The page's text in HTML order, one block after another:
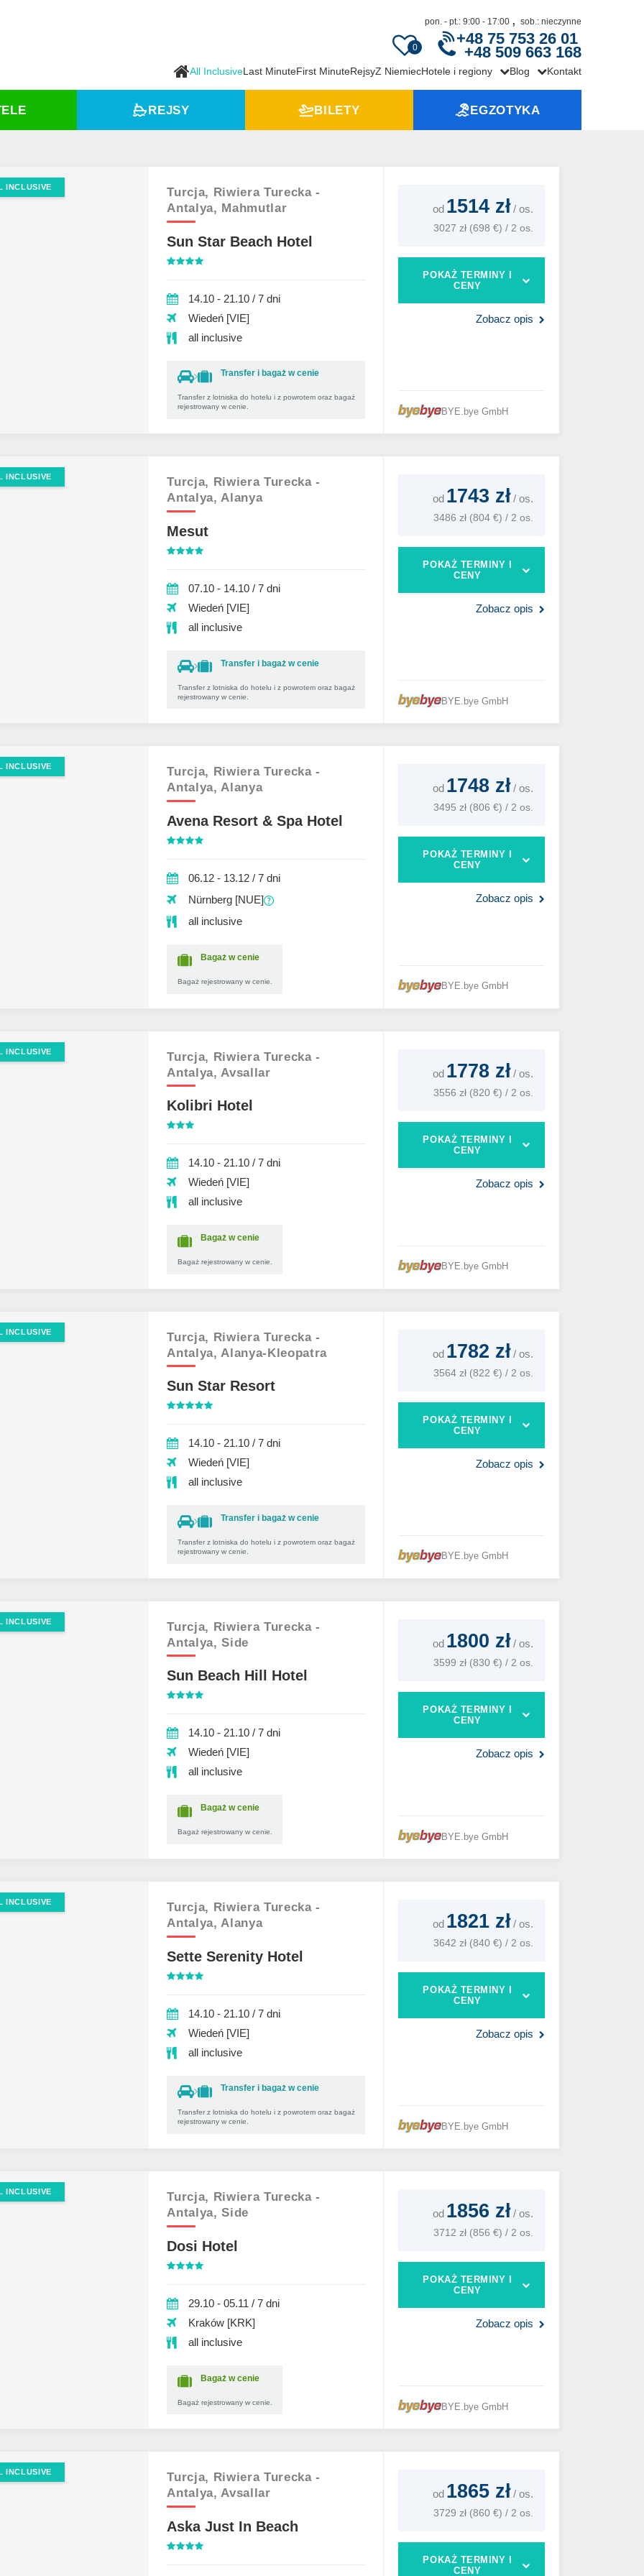
0
pon. - pt.: 9:00 - 17:00 , sob.: nieczynne
+48 75 753 26 01
+48 509 663 168
All InclusiveLast MinuteFirst MinuteRejsyZ NiemiecHotele i regiony Blog Kontakt
REJSY BILETY EGZOTYKA
INCLUSIVE Turcja, Riwiera Turecka -
Antalya, Mahmutlar
Sun Star Beach Hotel
14.10 - 21.10 / 7 dni
Wiedeń [VIE]
all inclusive
Transfer i bagaż w cenie
Transfer z lotniska do hotelu i z powrotem oraz bagaż
rejestrowany w cenie.
od 1514 zł/ os.
3027 zł (698 €) / 2 os.
POKAŻ TERMINY I
CENY
Zobacz opis
BYE.bye GmbH
INCLUSIVE Turcja, Riwiera Turecka -
Antalya,Alanya
Mesut
07.10 - 14.10 / 7 dni
Wiedeń [VIE]
all inclusive
Transfer i bagaż w cenie
Transfer z lotniska do hotelu i z powrotem oraz bagaż
rejestrowany w cenie.
od 1743 zł/ os.
3486 zł (804 €) / 2 os.
POKAŻ TERMINY I
CENY
Zobacz opis
BYE.bye GmbH
INCLUSIVE Turcja, Riwiera Turecka -
Antalya,Alanya
Avena Resort & Spa Hotel
06.12 - 13.12 / 7 dni
Nürnberg [NUE]
all inclusive
Bagaż w cenie
Bagaż rejestrowany w cenie.
od 1748 zł/ os.
3495 zł (806 €) / 2 os.
POKAŻ TERMINY I
CENY
Zobacz opis
BYE.bye GmbH
INCLUSIVE Turcja, Riwiera Turecka -
Antalya, Avsallar
Kolibri Hotel
14.10 - 21.10 / 7 dni
Wiedeń [VIE]
all inclusive
Bagaż w cenie
Bagaż rejestrowany w cenie.
od 1778 zł/ os.
3556 zł (820 €) / 2 os.
POKAŻ TERMINY I
CENY
Zobacz opis
BYE.bye GmbH
INCLUSIVE Turcja, Riwiera Turecka -
Antalya, Alanya-Kleopatra
Sun Star Resort
14.10 - 21.10 / 7 dni
Wiedeń [VIE]
all inclusive
Transfer i bagaż w cenie
Transfer z lotniska do hotelu i z powrotem oraz bagaż
rejestrowany w cenie.
od 1782 zł/ os.
3564 zł (822 €) / 2 os.
POKAŻ TERMINY I
CENY
Zobacz opis
BYE.bye GmbH
INCLUSIVE Turcja, Riwiera Turecka -
Antalya,Side
Sun Beach Hill Hotel
14.10 - 21.10 / 7 dni
Wiedeń [VIE]
all inclusive
Bagaż w cenie
Bagaż rejestrowany w cenie.
od 1800 zł/ os.
3599 zł (830 €) / 2 os.
POKAŻ TERMINY I
CENY
Zobacz opis
BYE.bye GmbH
INCLUSIVE Turcja, Riwiera Turecka -
Antalya,Alanya
Sette Serenity Hotel
14.10 - 21.10 / 7 dni
Wiedeń [VIE]
all inclusive
Transfer i bagaż w cenie
Transfer z lotniska do hotelu i z powrotem oraz bagaż
rejestrowany w cenie.
od 1821 zł/ os.
3642 zł (840 €) / 2 os.
POKAŻ TERMINY I
CENY
Zobacz opis
BYE.bye GmbH
INCLUSIVE Turcja, Riwiera Turecka -
Antalya,Side
Dosi Hotel
29.10 - 05.11 / 7 dni
Kraków [KRK]
all inclusive
Bagaż w cenie
Bagaż rejestrowany w cenie.
od 1856 zł/ os.
3712 zł (856 €) / 2 os.
POKAŻ TERMINY I
CENY
Zobacz opis
BYE.bye GmbH
INCLUSIVE Turcja, Riwiera Turecka -
Antalya,Avsallar
Aska Just In Beach
od 1865 zł/ os.
3729 zł (860 €) / 2 os.
POKAŻ TERMINY I
CENY